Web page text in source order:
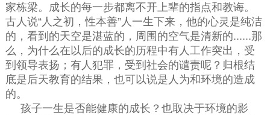
家栋梁。成长的每一步都离不开上辈的指点和教诲。
古人说“人之初，性本善”人一生下来，他的心灵是纯洁
的，看到的天空是湛蓝的，周围的空气是清新的......那
么，为什么在以后的成长的历程中有人工作突出，受
到领导表扬；有人犯罪，受到社会的谴责呢？归根结
底是后天教育的结果，也可以说是人为和环境的造成
的。
孩子一生是否能健康的成长？也取决于环境的影